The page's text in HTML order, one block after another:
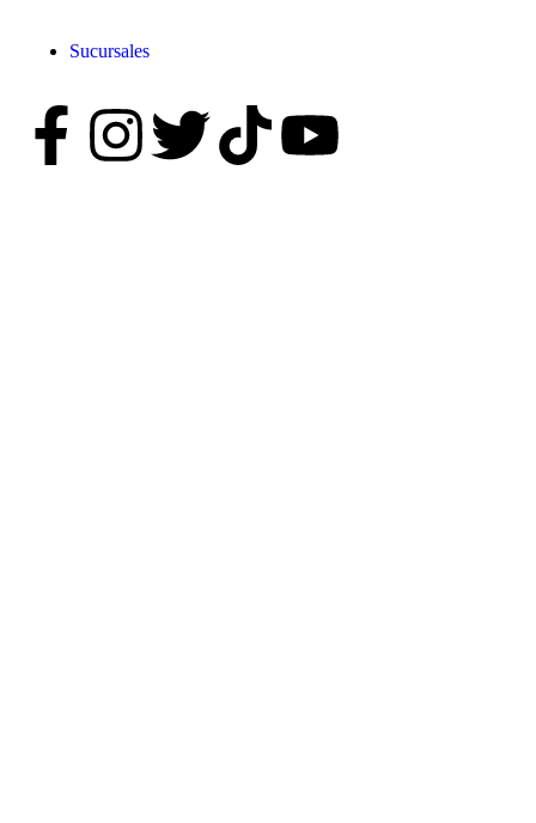
Sucursales